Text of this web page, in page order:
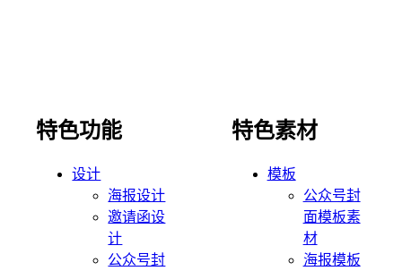
特色功能
设计
海报设计
邀请函设
计
公众号封
特色素材
模板
公众号封
面模板素
材
海报模板